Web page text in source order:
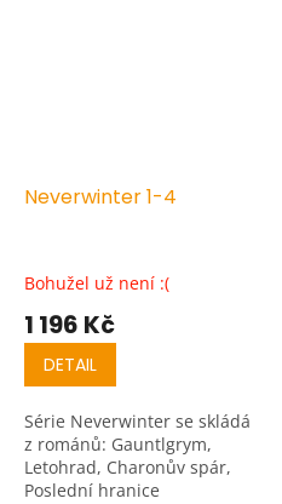
Neverwinter 1-4
Bohužel už není :(
1 196 Kč
DETAIL
Série Neverwinter se skládá
z románů: Gauntlgrym,
Letohrad, Charonův spár,
Poslední hranice